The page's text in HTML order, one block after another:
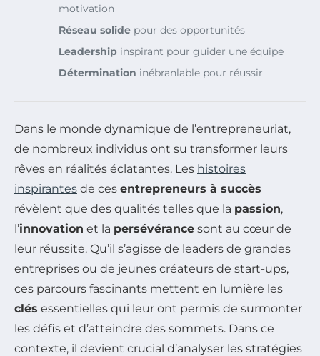
motivation
Réseau solide pour des opportunités
Leadership inspirant pour guider une équipe
Détermination inébranlable pour réussir
Dans le monde dynamique de l’entrepreneuriat,
de nombreux individus ont su transformer leurs
rêves en réalités éclatantes. Les histoires
inspirantes de ces entrepreneurs à succès
révèlent que des qualités telles que la passion,
l’innovation et la persévérance sont au cœur de
leur réussite. Qu’il s’agisse de leaders de grandes
entreprises ou de jeunes créateurs de start-ups,
ces parcours fascinants mettent en lumière les
clés essentielles qui leur ont permis de surmonter
les défis et d’atteindre des sommets. Dans ce
contexte, il devient crucial d’analyser les stratégies